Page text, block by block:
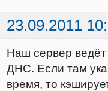
23.09.2011
Наш сервер ведёт
ДНС. Если там
время, то